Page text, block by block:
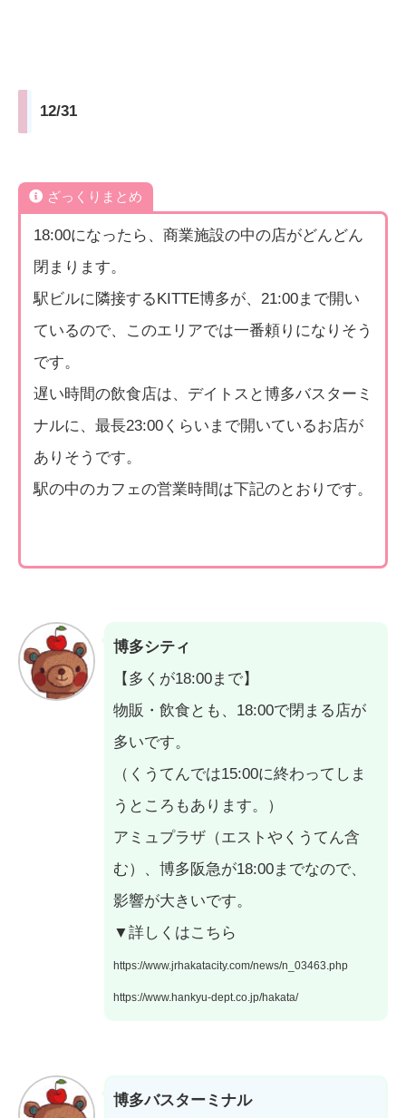
12/31
ざっくりまとめ
18:00になったら、商業施設の中の店がどんどん
閉まります。
駅ビルに隣接するKITTE博多が、21:00まで開い
ているので、このエリアでは一番頼りになりそう
です。
遅い時間の飲食店は、デイトスと博多バスターミ
ナルに、最長23:00くらいまで開いているお店が
ありそうです。
駅の中のカフェの営業時間は下記のとおりです。
博多シティ
【多くが18:00まで】
物販・飲食とも、18:00で閉まる店が
多いです。
（くうてんでは15:00に終わってしま
うところもあります。）
アミュプラザ（エストやくうてん含
む）、博多阪急が18:00までなので、
影響が大きいです。
▼詳しくはこちら
https://www.jrhakatacity.com/news/n_03463.php
https://www.hankyu-dept.co.jp/hakata/
博多バスターミナル